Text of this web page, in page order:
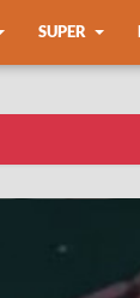
SUPER